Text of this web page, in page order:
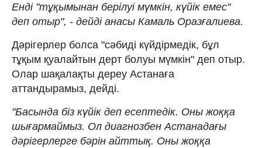
Енді "тұқымынан берілуі мүмкін, күйік емес"
деп отыр", - дейді анасы Камаль Оразғалиева.
Дәрігерлер болса "сәбиді күйдірмедік, бұл
тұқым қуалайтын дерт болуы мүмкін" деп отыр.
Олар шақалақты дереу Астанаға
аттандырамыз, дейді.
"Басында біз күйік деп есептедік. Оны жоққа
шығармаймыз. Ол диагнозбен Астанадағы
дәрігерлерге бәрін айттық. Оны жоққа